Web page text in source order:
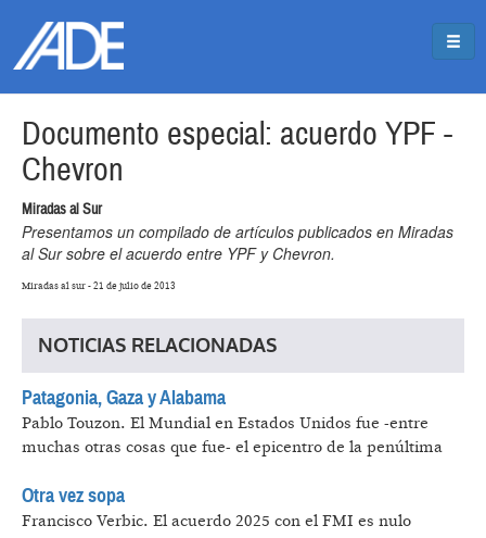
Documento especial: acuerdo YPF -
Chevron
Miradas al Sur
Presentamos un compilado de artículos publicados en Miradas
al Sur sobre el acuerdo entre YPF y Chevron.
Miradas al sur - 21 de julio de 2013
NOTICIAS RELACIONADAS
Patagonia, Gaza y Alabama
Pablo Touzon. El Mundial en Estados Unidos fue -entre
muchas otras cosas que fue- el epicentro de la penúltima
Otra vez sopa
Francisco Verbic. El acuerdo 2025 con el FMI es nulo